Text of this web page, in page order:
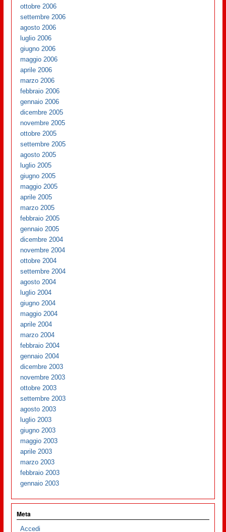
ottobre 2006
settembre 2006
agosto 2006
luglio 2006
giugno 2006
maggio 2006
aprile 2006
marzo 2006
febbraio 2006
gennaio 2006
dicembre 2005
novembre 2005
ottobre 2005
settembre 2005
agosto 2005
luglio 2005
giugno 2005
maggio 2005
aprile 2005
marzo 2005
febbraio 2005
gennaio 2005
dicembre 2004
novembre 2004
ottobre 2004
settembre 2004
agosto 2004
luglio 2004
giugno 2004
maggio 2004
aprile 2004
marzo 2004
febbraio 2004
gennaio 2004
dicembre 2003
novembre 2003
ottobre 2003
settembre 2003
agosto 2003
luglio 2003
giugno 2003
maggio 2003
aprile 2003
marzo 2003
febbraio 2003
gennaio 2003
Meta
Accedi